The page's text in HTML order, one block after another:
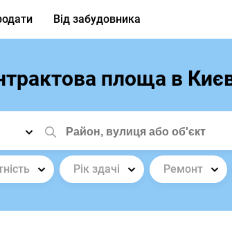
Від забудовника
площа в
Рік здачі Ремонт